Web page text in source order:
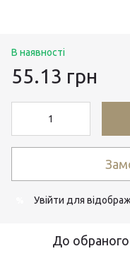
В наявності
55.13 грн
Увійти для
До обраного